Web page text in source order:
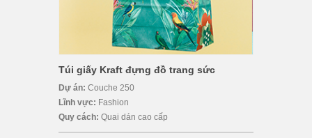
Túi giấy Kraft đựng đồ trang sức
Dự án: Couche 250
Lĩnh vực: Fashion
Quy cách: Quai dán cao cấp